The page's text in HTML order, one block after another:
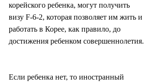
корейского ребенка, могут получить
визу F-6-2, которая позволяет им жить и
работать в Корее, как правило, до
достижения ребенком совершеннолетия.
Если ребенка нет, то иностранный